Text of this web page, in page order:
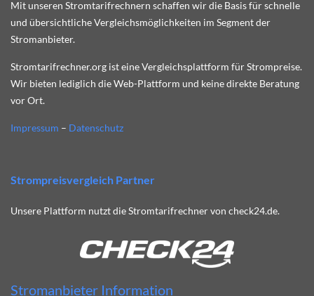
Mit unseren Stromtarifrechnern schaffen wir die Basis für schnelle
und übersichtliche Vergleichsmöglichkeiten im Segment der
Stromanbieter.
Stromtarifrechner.org ist eine Vergleichsplattform für Strompreise.
Wir bieten lediglich die Web-Plattform und keine direkte Beratung
vor Ort.
Impressum – Datenschutz
Strompreisvergleich Partner
Unsere Plattform nutzt die Stromtarifrechner von check24.de.
Stromanbieter Information